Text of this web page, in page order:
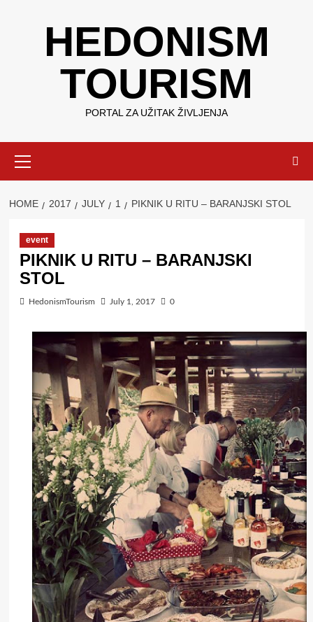
HEDONISM
TOURISM
PORTAL ZA UŽITAK ŽIVLJENJA
Menu
HOME 2017 JULY 1 PIKNIK U RITU – BARANJSKI STOL
event
PIKNIK U RITU – BARANJSKI
STOL
HedonismTourism July 1, 2017 0